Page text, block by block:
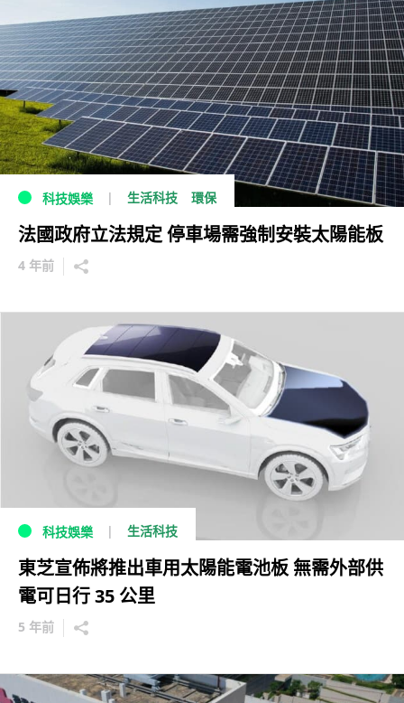
科技娛樂 生活科技 環保
法國政府立法規定 停車場需強制安裝太陽能板
4 年前
科技娛樂 生活科技
東芝宣佈將推出車用太陽能電池板 無需外部供
電可日行 35 公里
5 年前